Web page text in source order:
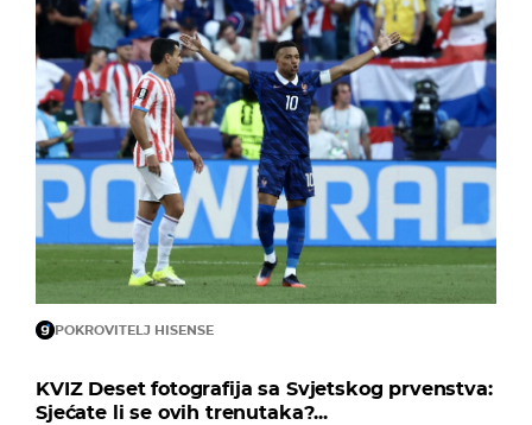
POKROVITELJ HISENSE
KVIZ Deset fotografija sa Svjetskog prvenstva:
Sjećate li se ovih trenutaka?...